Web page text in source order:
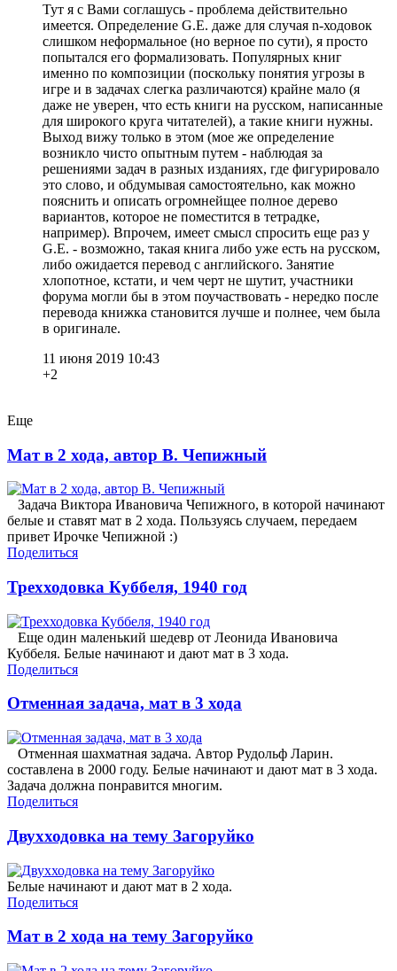
Тут я с Вами соглашусь - проблема действительно
имеется. Определение G.E. даже для случая n-ходовок
слишком неформальное (но верное по сути), я просто
попытался его формализовать. Популярных книг
именно по композиции (поскольку понятия угрозы в
игре и в задачах слегка различаются) крайне мало (я
даже не уверен, что есть книги на русском, написанные
для широкого круга читателей), а такие книги нужны.
Выход вижу только в этом (мое же определение
возникло чисто опытным путем - наблюдая за
решениями задач в разных изданиях, где фигурировало
это слово, и обдумывая самостоятельно, как можно
пояснить и описать огромнейщее полное дерево
вариантов, которое не поместится в тетрадке,
например). Впрочем, имеет смысл спросить еще раз у
G.E. - возможно, такая книга либо уже есть на русском,
либо ожидается перевод с английского. Занятие
хлопотное, кстати, и чем черт не шутит, участники
форума могли бы в этом поучаствовать - нередко после
перевода книжка становится лучше и полнее, чем была
в оригинале.
11 июня 2019 10:43
+2
Еще
Мат в 2 хода, автор В. Чепижный
Задача Виктора Ивановича Чепижного, в которой начинают
белые и ставят мат в 2 хода. Пользуясь случаем, передаем
привет Ирочке Чепижной :)
Поделиться
Трехходовка Куббеля, 1940 год
Еще один маленький шедевр от Леонида Ивановича
Куббеля. Белые начинают и дают мат в 3 хода.
Поделиться
Отменная задача, мат в 3 хода
Отменная шахматная задача. Автор Рудольф Ларин.
составлена в 2000 году. Белые начинают и дают мат в 3 хода.
Задача должна понравится многим.
Поделиться
Двухходовка на тему Загоруйко
Белые начинают и дают мат в 2 хода.
Поделиться
Мат в 2 хода на тему Загоруйко